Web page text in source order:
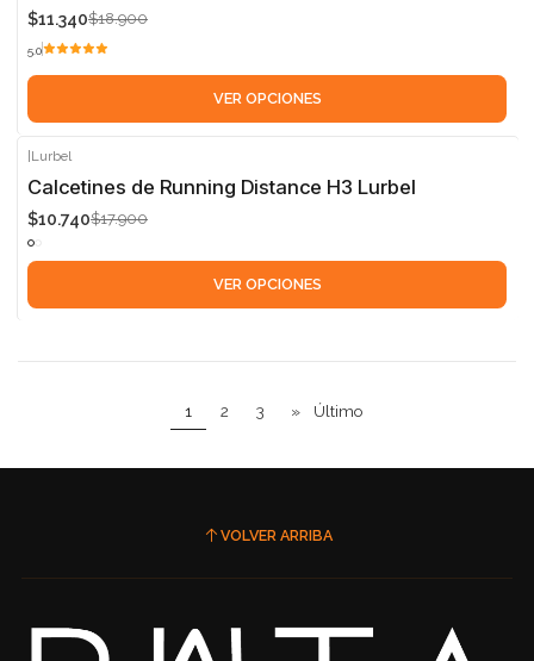
$11.340$18.900
5.0
VER OPCIONES
-40%
|Lurbel
Calcetines de Running Distance H3 Lurbel
$10.740$17.900
VER OPCIONES
1 2 3 » Último
VOLVER ARRIBA